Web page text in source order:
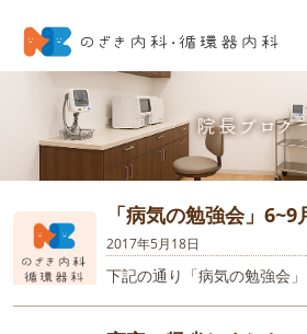
「病気の勉強会」6~9
2017年5月18日
下記の通り「病気の勉強会」